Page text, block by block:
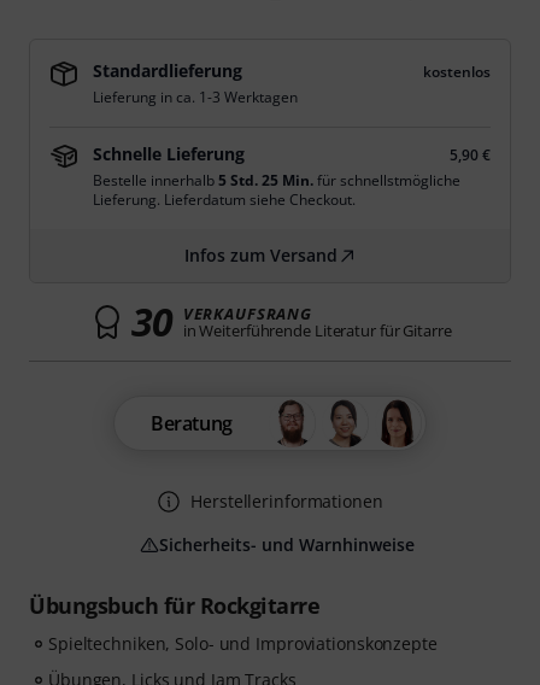
Übungsbuch für Rockgitarre
Spieltechniken, Solo- und Improviationskonzepte
Übungen, Licks und Jam Tracks
Standardlieferung
kostenlos
Lieferung in ca. 1-3 Werktagen
Schnelle Lieferung
5,90 €
Bestelle innerhalb5 Std. 25 Min.für schnellstmögliche
Lieferung. Lieferdatum siehe Checkout.
Infos zum Versand
30 VERKAUFSRANG
in Weiterführende Literatur für Gitarre
Beratung
Herstellerinformationen
Sicherheits- und Warnhinweise